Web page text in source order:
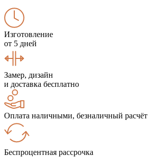
Изготовление
от 5 дней
Замер, дизайн
и доставка бесплатно
Оплата наличными, безналичный расчёт
Беспроцентная рассрочка